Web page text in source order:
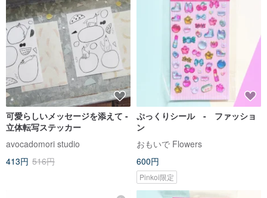
可愛らしいメッセージを添えて -
立体転写ステッカー
avocadomori studio
413円 516円
ぷっくりシール - ファッショ
ン
おもいで Flowers
600円
Pinkoi限定